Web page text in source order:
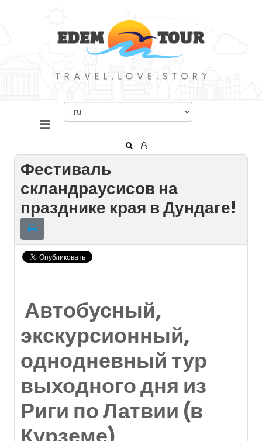
Фестиваль
скландраусисов на
празднике края в Дундаге!
Автобусный,
экскурсионный,
однодневный тур
выходного дня из
Риги по Латвии (в
Курземе)